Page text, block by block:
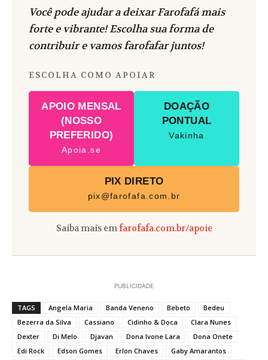
Você pode ajudar a deixar Farofafá mais
forte e vibrante! Escolha sua forma de
contribuir e vamos farofafar juntos!
ESCOLHA COMO APOIAR
APOIO MENSAL
(NOSSO
PREFERIDO)
Apoia.se
DOAÇÃO
PONTUAL
Vakinha
PIX DIRETO
pix@farofafa.com.br
Saiba mais emfarofafa.com.br/apoie
PUBLICIDADE
TAGS Angela Maria Banda Veneno Bebeto
Bedeu
Bezerra da Silva
Cassiano Cidinho & Doca
Clara Nunes
Dexter
Di Melo Djavan Dona Ivone Lara
Dona Onete
Edi Rock
Edson Gomes Erlon Chaves
Gaby Amarantos